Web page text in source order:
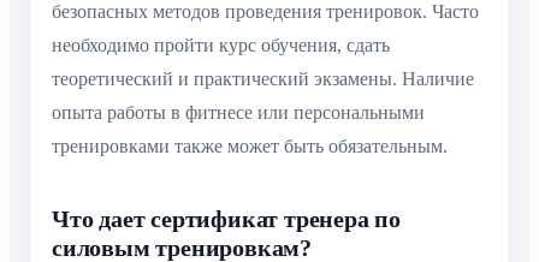
безопасных методов проведения тренировок. Часто
необходимо пройти курс обучения, сдать
теоретический и практический экзамены. Наличие
опыта работы в фитнесе или персональными
тренировками также может быть обязательным.
Что дает сертификат тренера по
силовым тренировкам?